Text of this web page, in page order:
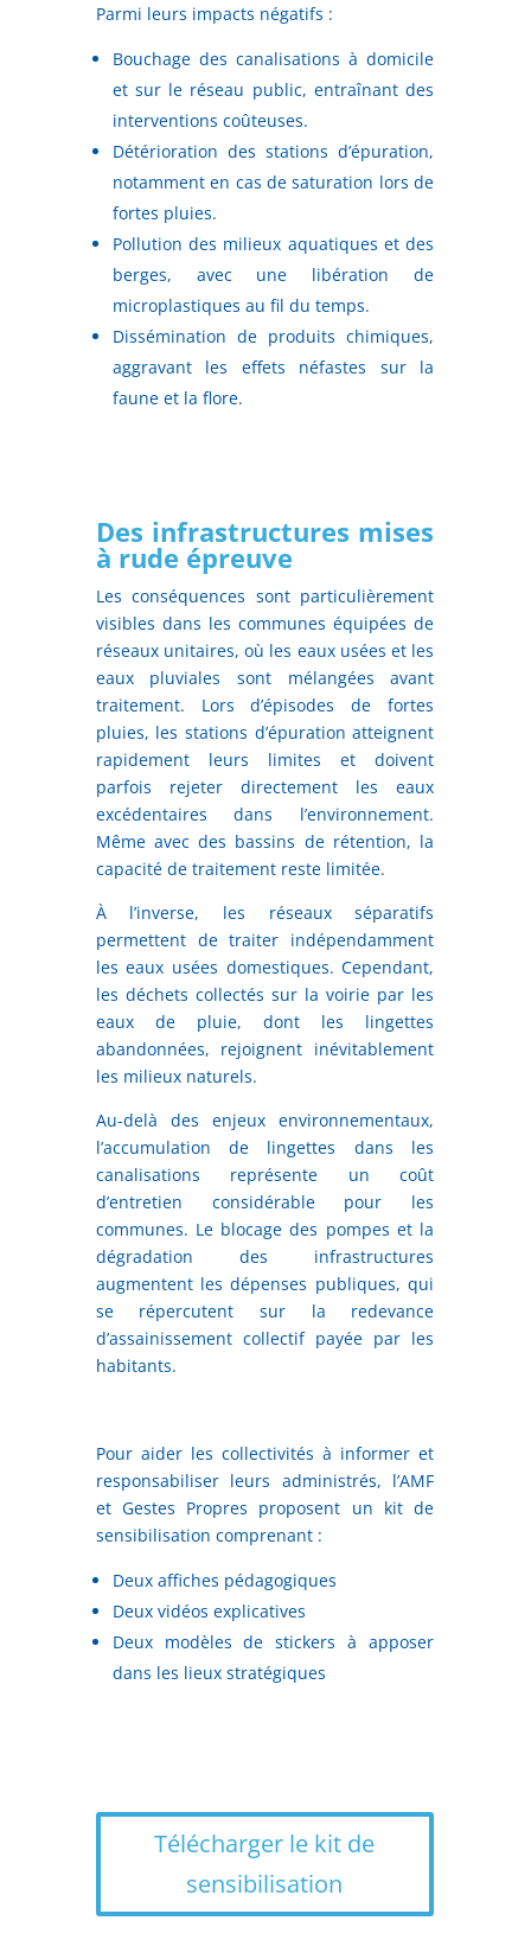
Parmi leurs impacts négatifs :
Bouchage des canalisations à domicile
et sur le réseau public, entraînant des
interventions coûteuses.
Détérioration des stations d’épuration,
notamment en cas de saturation lors de
fortes pluies.
Pollution des milieux aquatiques et des
berges, avec une libération de
microplastiques au fil du temps.
Dissémination de produits chimiques,
aggravant les effets néfastes sur la
faune et la flore.
Des infrastructures mises
à rude épreuve
Les conséquences sont particulièrement
visibles dans les communes équipées de
réseaux unitaires, où les eaux usées et les
eaux pluviales sont mélangées avant
traitement. Lors d’épisodes de fortes
pluies, les stations d’épuration atteignent
rapidement leurs limites et doivent
parfois rejeter directement les eaux
excédentaires dans l’environnement.
Même avec des bassins de rétention, la
capacité de traitement reste limitée.
À l’inverse, les réseaux séparatifs
permettent de traiter indépendamment
les eaux usées domestiques. Cependant,
les déchets collectés sur la voirie par les
eaux de pluie, dont les lingettes
abandonnées, rejoignent inévitablement
les milieux naturels.
Au-delà des enjeux environnementaux,
l’accumulation de lingettes dans les
canalisations représente un coût
d’entretien considérable pour les
communes. Le blocage des pompes et la
dégradation des infrastructures
augmentent les dépenses publiques, qui
se répercutent sur la redevance
d’assainissement collectif payée par les
habitants.
Pour aider les collectivités à informer et
responsabiliser leurs administrés, l’AMF
et Gestes Propres proposent un kit de
sensibilisation comprenant :
Deux affiches pédagogiques
Deux vidéos explicatives
Deux modèles de stickers à apposer
dans les lieux stratégiques
Télécharger le kit de
sensibilisation